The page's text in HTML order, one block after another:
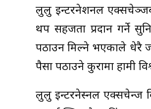
लुलु इन्टरनेशनल
थप सहजता प्रदान गर्ने
पठाउन मिल्ने भएकाले धेरै
पैसा पठाउने कुरामा हामी
लुलु इन्टरनेस्नल एक्सचेन्ज